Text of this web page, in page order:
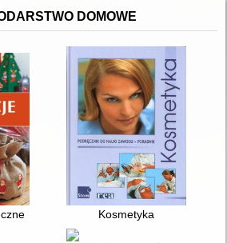
DOMOWE
Kosmetyka